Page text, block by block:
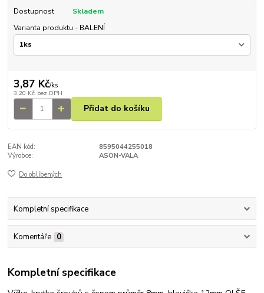
Dostupnost
Skladem
Varianta produktu - BALENÍ
3,87 Kč/ks
3,20 Kč bez DPH
Přidat do košíku
EAN kód:
8595044255018
Výrobce:
ASON-VALA
Do oblíbených
Kompletní specifikace
Komentáře 0
Kompletní specifikace